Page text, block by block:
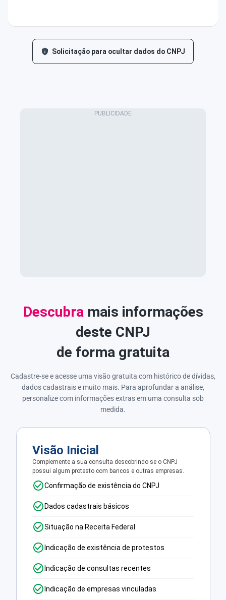
Solicitação para ocultar dados do CNPJ
Descubra mais informações
deste CNPJ
de forma gratuita
Cadastre-se e acesse uma visão gratuita com histórico de dívidas,
dados cadastrais e muito mais. Para aprofundar a análise,
personalize com informações extras em uma consulta sob
medida.
Visão Inicial
Complemente a sua consulta descobrindo se o CNPJ
possui algum protesto com bancos e outras empresas.
Confirmação de existência do CNPJ
Dados cadastrais básicos
Situação na Receita Federal
Indicação de existência de protestos
Indicação de consultas recentes
Indicação de empresas vinculadas